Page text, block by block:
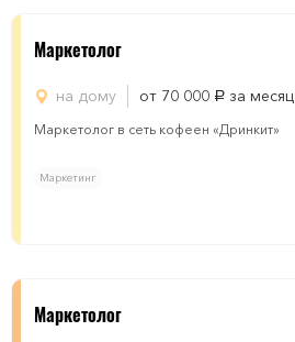
Маркетолог
на дому от 70 000 руб. за месяц
Маркетолог в сеть кофеен «Дринкит»
Маркетинг
Маркетолог